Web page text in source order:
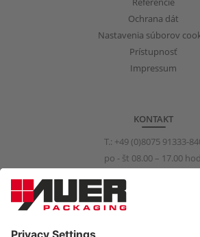
Ochrana dát
Nastavenia súborov
Prístupnosť
Impressum
KONTAKT
T.: +49 (0)8075 91333-
po - št 08.00 – 17.00
info@auer-packaging.com